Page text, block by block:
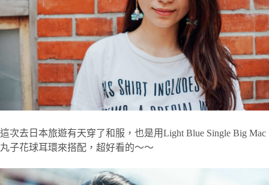
這次去日本旅遊有天穿了和服，也是用Light Blue Single Big Mac
丸子花球耳環來搭配，超好看的～～